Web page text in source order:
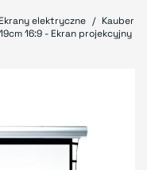
Ekrany elektryczne
Kauber
16:9 - Ekran projekcyjny